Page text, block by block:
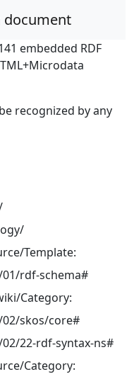
document
embedded RDF
recognized by any
Template:
rdf-schema#
Category:
skos/core#
22-rdf-syntax-ns#
Category: